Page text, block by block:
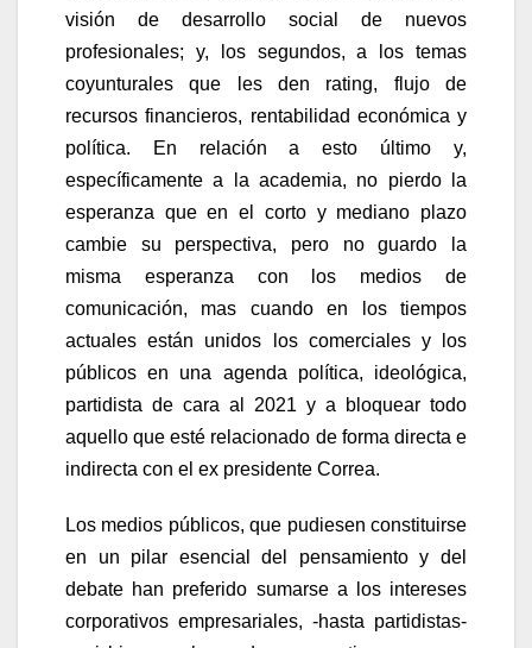
visión de desarrollo social de nuevos
profesionales; y, los segundos, a los temas
coyunturales que les den rating, flujo de
recursos financieros, rentabilidad económica y
política. En relación a esto último y,
específicamente a la academia, no pierdo la
esperanza que en el corto y mediano plazo
cambie su perspectiva, pero no guardo la
misma esperanza con los medios de
comunicación, mas cuando en los tiempos
actuales están unidos los comerciales y los
públicos en una agenda política, ideológica,
partidista de cara al 2021 y a bloquear todo
aquello que esté relacionado de forma directa e
indirecta con el ex presidente Correa.
Los medios públicos, que pudiesen constituirse
en un pilar esencial del pensamiento y del
debate han preferido sumarse a los intereses
corporativos empresariales, -hasta partidistas-